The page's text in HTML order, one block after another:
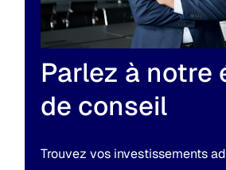
Parlez à notre
de conseil
Trouvez vos investissements